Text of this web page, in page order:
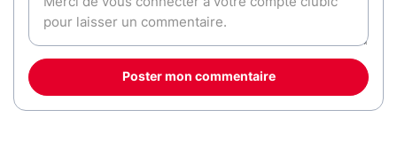
Poster mon commentaire